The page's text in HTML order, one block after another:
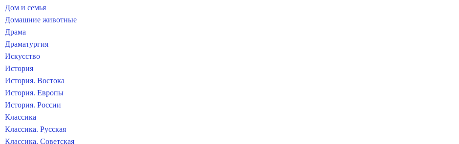
Дом и семья
Домашние животные
Драма
Драматургия
Искусство
История
История. Востока
История. Европы
История. России
Классика
Классика. Русская
Классика. Советская